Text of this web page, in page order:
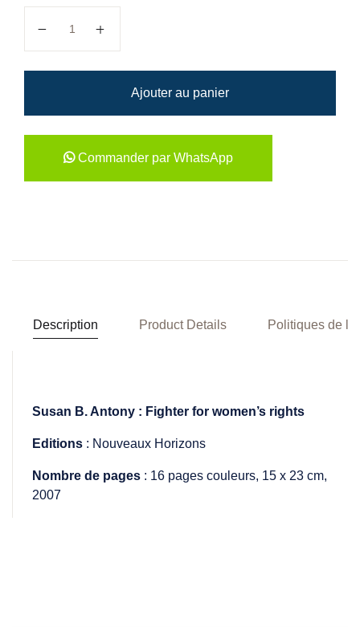
Ajouter au panier
Commander par WhatsApp
Description Product Details Politiques de la
Susan B. Antony : Fighter for women’s rights
Editions : Nouveaux Horizons
Nombre de pages : 16 pages couleurs, 15 x 23 cm,
2007